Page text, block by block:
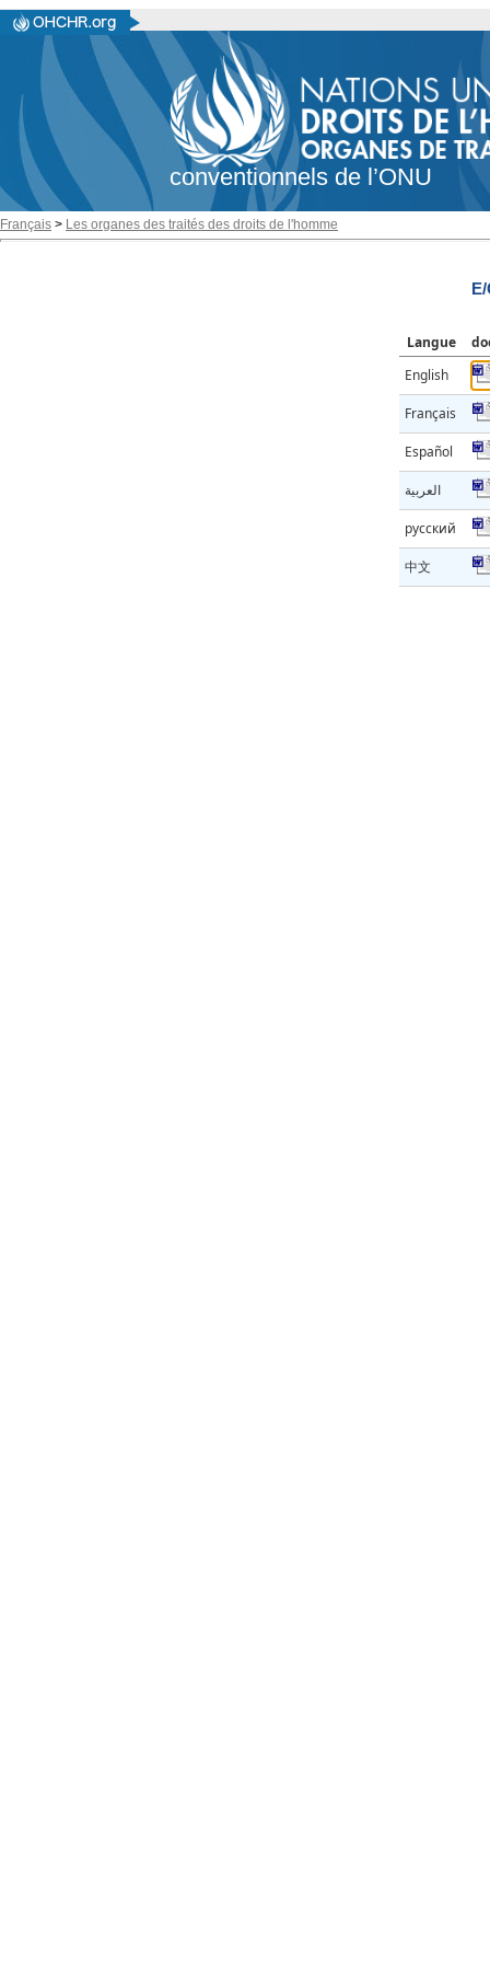
conventionnels de l’ONU
Français > Les organes des traités des droits de l'homme
Langue
English
Français
Español
العربية
русский
中文